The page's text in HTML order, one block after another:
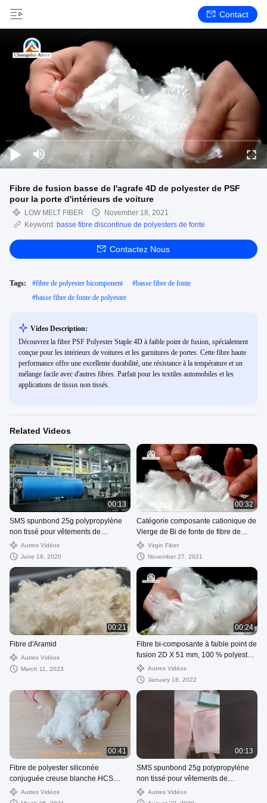
Contact
Fibre de fusion basse de l'agrafe 4D de polyester de PSF
pour la porte d'intérieurs de voiture
LOW MELT FIBER
November 18, 2021
Keyword: basse fibre discontinue de polyesters de fonte
Contactez Nous
Tags: #fibre de polyester bicomponent #basse fibre de fonte
#basse fibre de fonte de polyester
Video Description:
Découvrez la fibre PSF Polyester Staple 4D à faible point de fusion, spécialement
conçue pour les intérieurs de voitures et les garnitures de portes. Cette fibre haute
performance offre une excellente durabilité, une résistance à la température et un
mélange facile avec d'autres fibres. Parfait pour les textiles automobiles et les
applications de tissus non tissés.
Related Videos
00:13
SMS spunbond 25g polypropylène
non tissé pour vêtements de
protection
Autres Vidéos
June 18, 2020
00:32
Catégorie composante cationique de
Vierge de Bi de fonte de fibre de
polyester de CDP
Virgin Fiber
November 27, 2021
00:21
Fibre d'Aramid
Autres Vidéos
March 11, 2023
00:24
Fibre bi-composante à faible point de
fusion 2D X 51 mm, 100 % polyester,
blancAutres Vidéos
January 18, 2022
00:41
Fibre de polyester siliconée
conjuguée creuse blanche HCS
3D*64MM
Autres Vidéos
00:13
SMS spunbond 25g polypropylène
non tissé pour vêtements de
protection
Autres Vidéos